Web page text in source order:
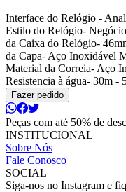
Interface do Relógio -
Estilo do Relógio-
da Caixa do Relógio-
da Capa- Aço Inoxidável
Material da Correia- Aço
Resistencia à água- 30m
Fazer pedido
Peças com até 50% de
INSTITUCIONAL
Sobre Nós
Fale Conosco
SOCIAL
Siga-nos no Instagram e